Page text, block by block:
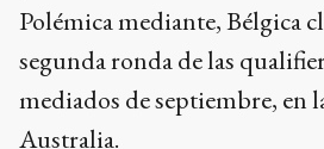
Polémica mediante, Bélgica
segunda ronda de las
mediados de septiembre, en
Australia.